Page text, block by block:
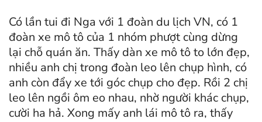
Có lần tui đi Nga với 1 đoàn du lịch VN, có 1
đoàn xe mô tô của 1 nhóm phượt cùng dừng
lại chỗ quán ăn. Thấy dàn xe mô tô to lớn đẹp,
nhiều anh chị trong đoàn leo lên chụp hình, có
anh còn đẩy xe tới góc chụp cho đẹp. Rồi 2 chị
leo lên ngồi ôm eo nhau, nhờ người khác chụp,
cười ha hả. Xong mấy anh lái mô tô ra, thấy